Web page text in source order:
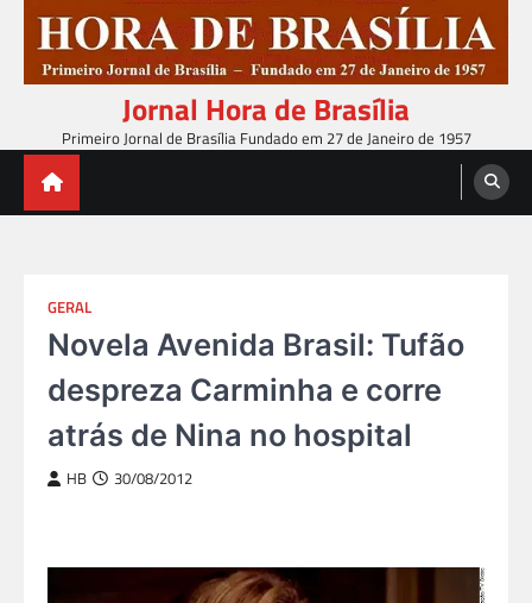
content
Jornal Hora de Brasília
Primeiro Jornal de Brasília Fundado em 27 de Janeiro de 1957
GERAL
Novela Avenida Brasil: Tufão
despreza Carminha e corre
atrás de Nina no hospital
HB 30/08/2012